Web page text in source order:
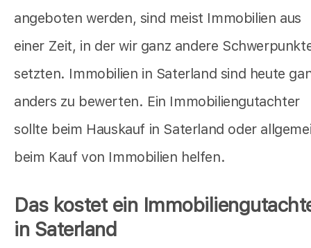
angeboten werden, sind meist Immobilien aus
einer Zeit, in der wir ganz andere
setzten. Immobilien in Saterland sind heute
anders zu bewerten. Ein Immobiliengutachter
sollte beim Hauskauf in Saterland oder
beim Kauf von Immobilien helfen.
Das kostet ein
in Saterland